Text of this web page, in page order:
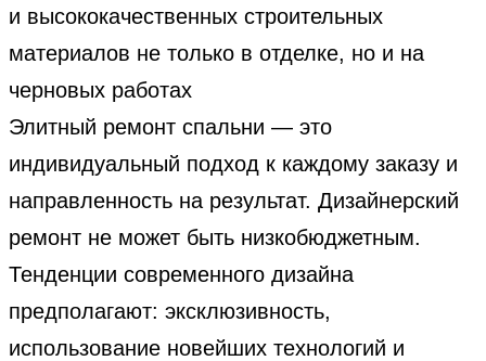
и высококачественных строительных
материалов не только в отделке, но и на
черновых работах
Элитный ремонт спальни — это
индивидуальный подход к каждому заказу и
направленность на результат. Дизайнерский
ремонт не может быть низкобюджетным.
Тенденции современного дизайна
предполагают: эксклюзивность,
использование новейших технологий и